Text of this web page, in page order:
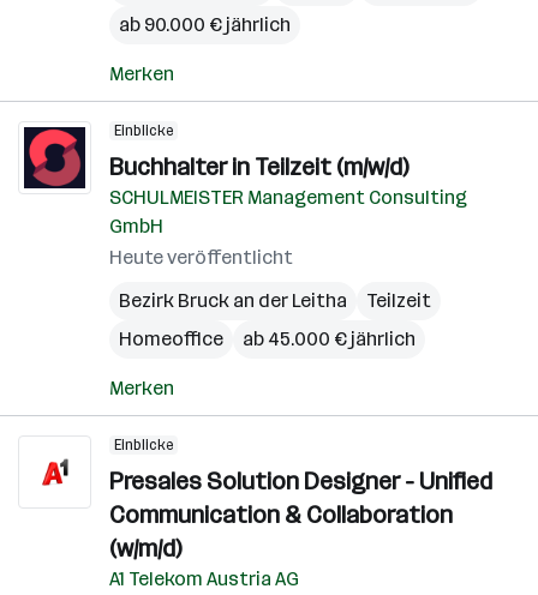
ab 90.000 € jährlich
Merken
Einblicke
Buchhalter in Teilzeit (m/w/d)
SCHULMEISTER Management Consulting
GmbH
Heute veröffentlicht
Bezirk Bruck an der Leitha
Teilzeit
Homeoffice
ab 45.000 € jährlich
Merken
Einblicke
Presales Solution Designer - Unified
Communication & Collaboration
(w/m/d)
A1 Telekom Austria AG